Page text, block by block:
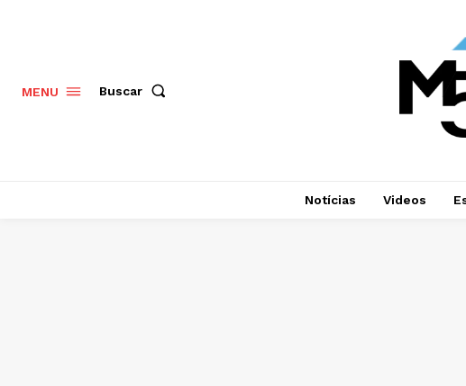
MENU Buscar
Notícias Videos